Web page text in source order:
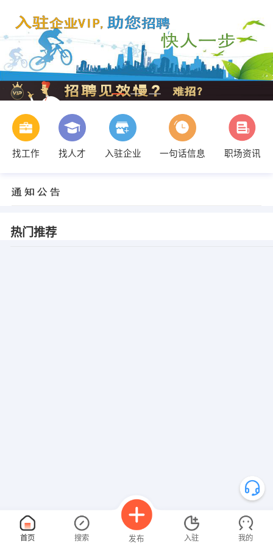
找工作 找人才 入驻企业 一句话信息 职场资讯
热门推荐
首页 搜索 发布 入驻 我的